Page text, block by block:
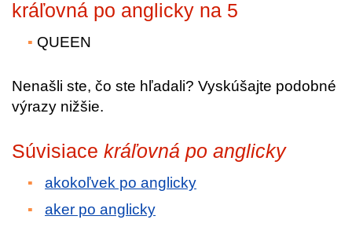
kráľovná po anglicky na 5
QUEEN
Nenašli ste, čo ste hľadali? Vyskúšajte podobné
výrazy nižšie.
Súvisiace kráľovná po anglicky
akokoľvek po anglicky
aker po anglicky